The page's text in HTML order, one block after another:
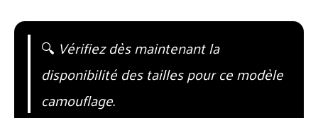
🔍 Vérifiez dès maintenant la
disponibilité des tailles pour ce modèle
camouflage.